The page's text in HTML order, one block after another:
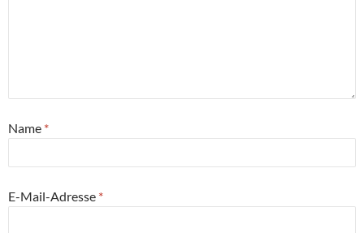
Name *
E-Mail-Adresse *